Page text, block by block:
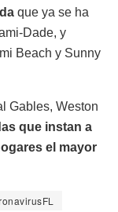
que ya se ha
Dade, y
Beach y Sunny
Gables, Weston
que instan a
el mayor